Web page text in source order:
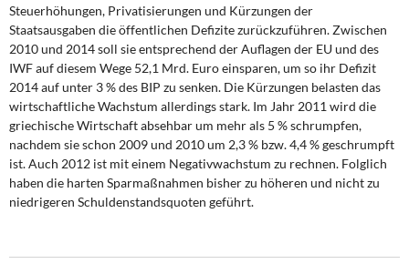
Eurokrise und Griechenland
DIE LINKE
Weitere Themen
Memo-Gruppe
Institut Solidarische Moderne
Steuerhöhungen, Privatisierungen und Kürzungen der
Staatsausgaben die öffentlichen Defizite zurückzuführen. Zwischen
2010 und 2014 soll sie entsprechend der Auflagen der EU und des
IWF auf diesem Wege 52,1 Mrd. Euro einsparen, um so ihr Defizit
2014 auf unter 3 % des BIP zu senken. Die Kürzungen belasten das
wirtschaftliche Wachstum allerdings stark. Im Jahr 2011 wird die
griechische Wirtschaft absehbar um mehr als 5 % schrumpfen,
nachdem sie schon 2009 und 2010 um 2,3 % bzw. 4,4 % geschrumpft
ist. Auch 2012 ist mit einem Negativwachstum zu rechnen. Folglich
haben die harten Sparmaßnahmen bisher zu höheren und nicht zu
niedrigeren Schuldenstandsquoten geführt.